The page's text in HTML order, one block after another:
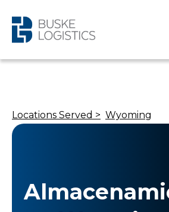
Locations Served > Wyoming